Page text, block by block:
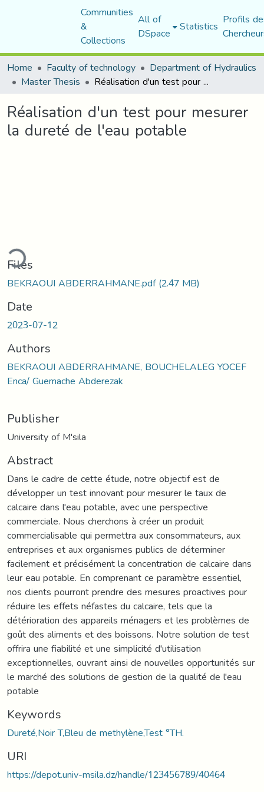
Communities
&
Collections
All of
DSpace Statistics Profils
Home
Faculty of technology Department of Hydraulics
Master Thesis Réalisation d'un test pour mesurer la dureté de l'eau potable
Réalisation d'un test pour mesurer
la dureté de l'eau potable
Files
BEKRAOUI ABDERRAHMANE.pdf(2.47 MB)
Date
2023-07-12
Authors
BEKRAOUI ABDERRAHMANE, BOUCHELALEG YOCEF
Enca/ Guemache Abderezak
Publisher
University of M'sila
Abstract
Dans le cadre de cette étude, notre objectif est de
développer un test innovant pour mesurer le taux de
calcaire dans l'eau potable, avec une perspective
commerciale. Nous cherchons à créer un produit
commercialisable qui permettra aux consommateurs, aux
entreprises et aux organismes publics de déterminer
facilement et précisément la concentration de calcaire dans
leur eau potable. En comprenant ce paramètre essentiel,
nos clients pourront prendre des mesures proactives pour
réduire les effets néfastes du calcaire, tels que la
détérioration des appareils ménagers et les problèmes de
goût des aliments et des boissons. Notre solution de test
offrira une fiabilité et une simplicité d'utilisation
exceptionnelles, ouvrant ainsi de nouvelles opportunités sur
le marché des solutions de gestion de la qualité de l'eau
potable
Keywords
Dureté,Noir T,Bleu de methylène,Test °TH.
URI
https://depot.univ-msila.dz/handle/123456789/40464